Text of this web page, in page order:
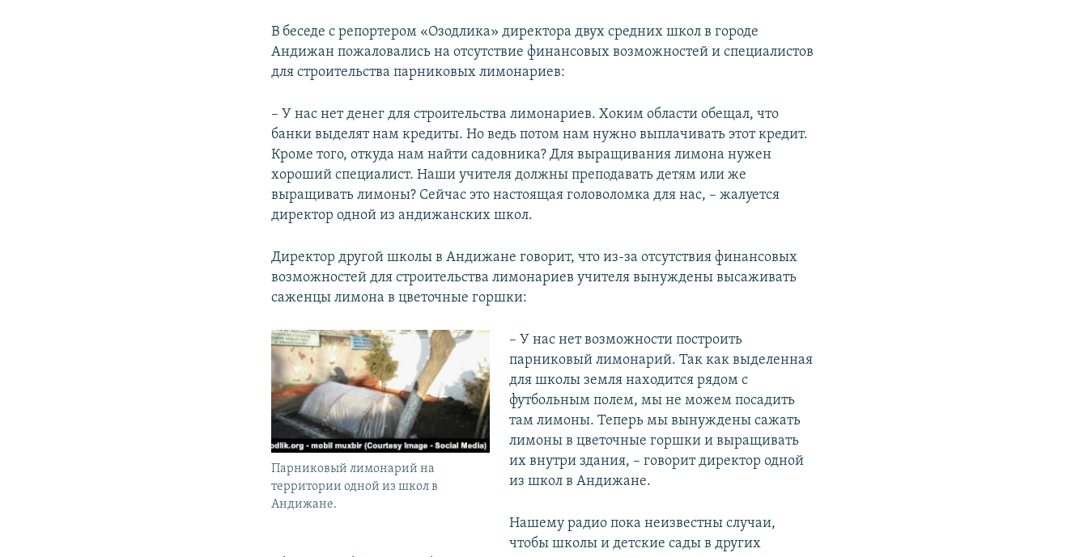
В беседе с репортером «Озодлика» директора двух средних школ в городе
Андижан пожаловались на отсутствие финансовых возможностей и специалистов
для строительства парниковых лимонариев:
– У нас нет денег для строительства лимонариев. Хоким области обещал, что
банки выделят нам кредиты. Но ведь потом нам нужно выплачивать этот кредит.
Кроме того, откуда нам найти садовника? Для выращивания лимона нужен
хороший специалист. Наши учителя должны преподавать детям или же
выращивать лимоны? Сейчас это настоящая головоломка для нас, – жалуется
директор одной из андижанских школ.
​Директор другой школы в Андижане говорит, что из-за отсутствия финансовых
возможностей для строительства лимонариев учителя вынуждены высаживать
саженцы лимона в цветочные горшки:
Парниковый лимонарий на
территории одной из школ в
Андижане.
– У нас нет возможности построить
парниковый лимонарий. Так как выделенная
для школы земля находится рядом с
футбольным полем, мы не можем посадить
там лимоны. Теперь мы вынуждены сажать
лимоны в цветочные горшки и выращивать
их внутри здания, – говорит директор одной
из школ в Андижане.
Нашему радио пока неизвестны случаи,
чтобы школы и детские сады в других